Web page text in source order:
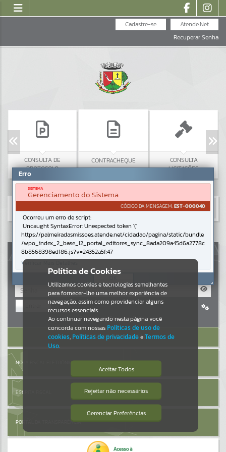
Atende.Net
Cadastre-se
Recuperar Senha
CONSULTA DE
PROTOCOLO
CONTRACHEQUE
CONSULTA
LICITAÇÕES
Resultados para""
Portais
Por favor, aguarde...
NOTÍCIAS
Por favor, aguarde...
Por favor, aguarde...
Por favor, aguarde...
AUTOATENDIMENTO
Cadastre-se|Recuperar Senha
ACESSAR SEM LOGIN
NOTA FISCAL ELETRÔNICA
ESCRITA FISCAL
PORTAL DA TRANSPARÊNCIA
Política de Cookies
Utilizamos cookies e tecnologias semelhantes
para fornecer-lhe uma melhor experiência de
navegação, assim como providenciar alguns
recursos essenciais.
Ao continuar navegando nesta página você
concorda com nossas Políticas de uso de
cookies, Políticas de privacidadeeTermos de
Uso.
Aceitar Todos
Rejeitar não necessários
Gerenciar Preferências
Isto significa que diversos recursos
providenciados poderão não estar
Erro
SISTEMA
Gerenciamento do Sistema
CÓDIGO DA MENSAGEM:EST-000040
Ocorreu um erro de script:
Uncaught SyntaxError: Unexpected token '('
https://palmeiradasmissoes.atende.net/cidadao/pagina/static/bundle
/wpo_index_2_base_l2_portal_editores_sync_8ada209a45d6a2778c
8b8568398ed186.js?v=24352a5f:47
Verificar Mais Detalhes